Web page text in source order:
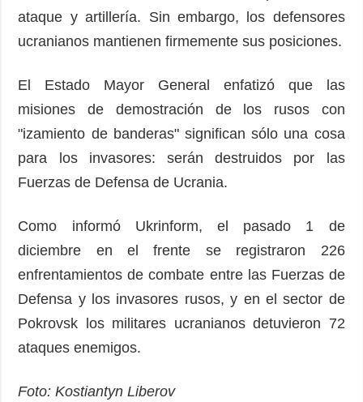
ataque y artillería. Sin embargo, los defensores
ucranianos mantienen firmemente sus posiciones.
El Estado Mayor General enfatizó que las
misiones de demostración de los rusos con
"izamiento de banderas" significan sólo una cosa
para los invasores: serán destruidos por las
Fuerzas de Defensa de Ucrania.
Como informó Ukrinform, el pasado 1 de
diciembre en el frente se registraron 226
enfrentamientos de combate entre las Fuerzas de
Defensa y los invasores rusos, y en el sector de
Pokrovsk los militares ucranianos detuvieron 72
ataques enemigos.
Foto: Kostiantyn Liberov